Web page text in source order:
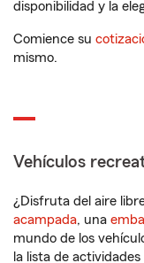
disponibilidad y la
Comience su
mismo.
Vehículos
¿Disfruta del aire
acampada, una
mundo de los
la lista de